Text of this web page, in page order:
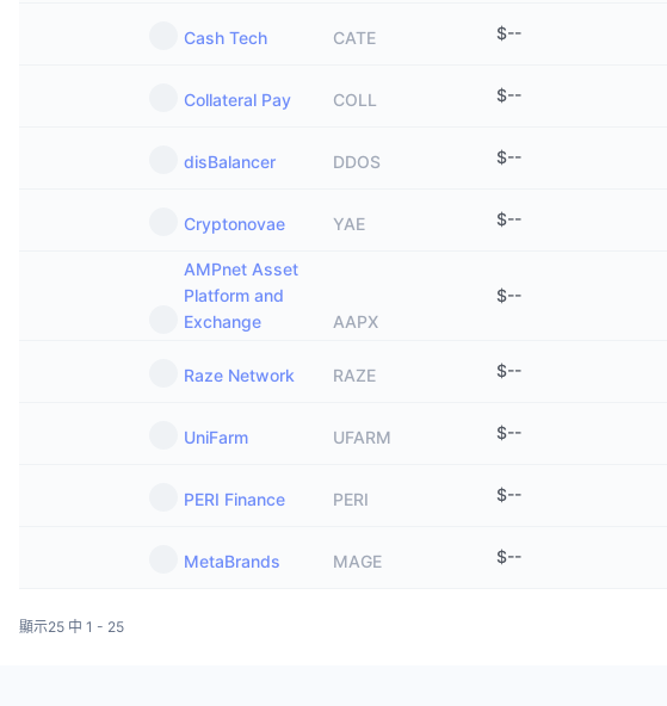
Cash Tech CATE $--
Collateral Pay COLL $--
disBalancer DDOS $--
Cryptonovae YAE $--
AMPnet Asset
Platform and
Exchange
AAPX
$--
Raze Network RAZE $--
UniFarm UFARM $--
PERI Finance PERI $--
MetaBrands MAGE $--
顯示25 中 1 - 25